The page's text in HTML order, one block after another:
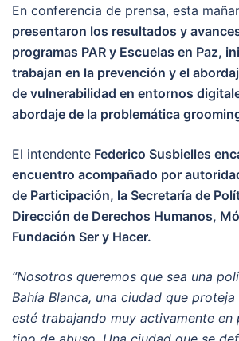
En conferencia de prensa, esta
presentaron los resultados y
programas PAR y Escuelas en Paz,
trabajan en la prevención y el
de vulnerabilidad en entornos
abordaje de la problemática
El intendente Federico Susbielles
encuentro acompañado por
de Participación, la Secretaría de
Dirección de Derechos Humanos,
Fundación Ser y Hacer.
“Nosotros queremos que sea una
Bahía Blanca, una ciudad que
esté trabajando muy activamente en